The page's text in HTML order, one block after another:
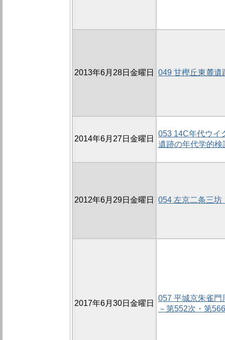
2013年6月28日金曜日 049 甘樫丘東麓遺
2014年6月27日金曜日
053 14C年代ウイ
遺跡の年代学的検
2012年6月29日金曜日 054 左京二条三
2017年6月30日金曜日
057 平城京朱雀門
－第552次・第